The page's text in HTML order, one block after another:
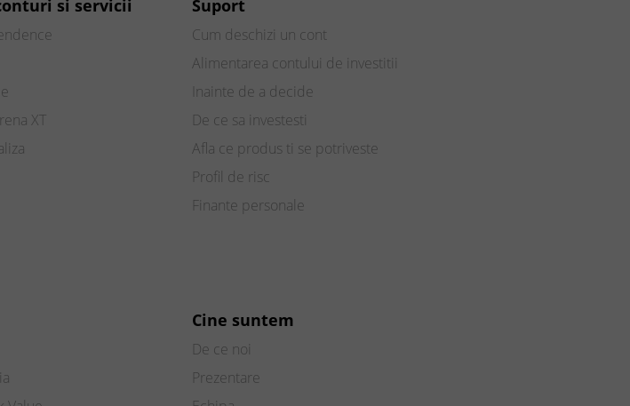
si servicii
XT
Suport
Cum deschizi un cont
Alimentarea contului de investitii
Inainte de a decide
De ce sa investesti
Afla ce produs ti se potriveste
Profil de risc
Finante personale
Cine suntem
De ce noi
Prezentare